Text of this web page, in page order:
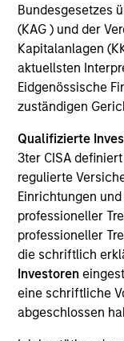
Bundesgesetzes
(KAG ) und der
Kapitalanlagen
aktuellsten
Eidgenössische
zuständigen
Qualifizierte
3ter CISA
regulierte
Einrichtungen
professioneller
professioneller
die schriftlich
Investoren
eine schriftliche
abgeschlossen
YEARS OF
21 Years
TEAM
International
Isabelle is a
Equity team,
Stanley in 2021
experience and
joining the firm,
She read English